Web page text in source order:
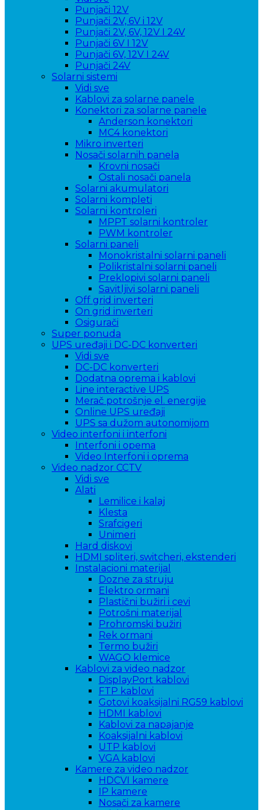
Punjači 12V
Punjači 2V, 6V i 12V
Punjači 2V, 6V, 12V I 24V
Punjači 6V I 12V
Punjači 6V, 12V I 24V
Punjači 24V
Solarni sistemi
Vidi sve
Kablovi za solarne panele
Konektori za solarne panele
Anderson konektori
MC4 konektori
Mikro inverteri
Nosači solarnih panela
Krovni nosači
Ostali nosači panela
Solarni akumulatori
Solarni kompleti
Solarni kontroleri
MPPT solarni kontroler
PWM kontroler
Solarni paneli
Monokristalni solarni paneli
Polikristalni solarni paneli
Preklopivi solarni paneli
Savitljivi solarni paneli
Off grid inverteri
On grid inverteri
Osigurači
Super ponuda
UPS uređaji i DC-DC konverteri
Vidi sve
DC-DC konverteri
Dodatna oprema i kablovi
Line interactive UPS
Merač potrošnje el. energije
Online UPS uređaji
UPS sa dužom autonomijom
Video interfoni i interfoni
Interfoni i opema
Video Interfoni i oprema
Video nadzor CCTV
Vidi sve
Alati
Lemilice i kalaj
Klesta
Srafcigeri
Unimeri
Hard diskovi
HDMI spliteri, switcheri, ekstenderi
Instalacioni materijal
Dozne za struju
Elektro ormani
Plastični bužiri i cevi
Potrošni materijal
Prohromski bužiri
Rek ormani
Termo bužiri
WAGO klemice
Kablovi za video nadzor
DisplayPort kablovi
FTP kablovi
Gotovi koaksijalni RG59 kablovi
HDMI kablovi
Kablovi za napajanje
Koaksijalni kablovi
UTP kablovi
VGA kablovi
Kamere za video nadzor
HDCVI kamere
IP kamere
Nosači za kamere